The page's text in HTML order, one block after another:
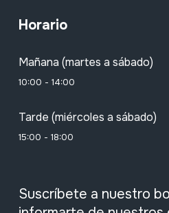
Horario
Mañana (martes a sábado)
10:00 - 14:00
Tarde (miércoles a sábado)
15:00 - 18:00
Suscríbete a nuestro